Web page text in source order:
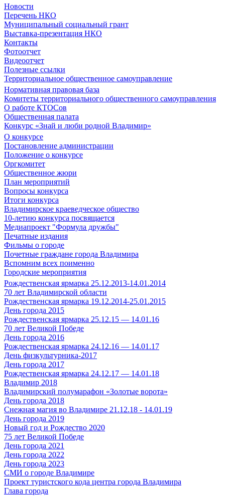
Новости
Перечень НКО
Муниципальный социальный грант
Выставка-презентация НКО
Контакты
Фотоотчет
Видеоотчет
Полезные ссылки
Территориальное общественное самоуправление
Нормативная правовая база
Комитеты территориального общественного самоуправления
О работе КТОСов
Общественная палата
Конкурс «Знай и люби родной Владимир»
О конкурсе
Постановление администрации
Положение о конкурсе
Оргкомитет
Общественное жюри
План мероприятий
Вопросы конкурса
Итоги конкурса
Владимирское краеведческое общество
10-летию конкурса посвящается
Медиапроект "Формула дружбы"
Печатные издания
Фильмы о городе
Почетные граждане города Владимира
Вспомним всех поименно
Городские мероприятия
Рождественская ярмарка 25.12.2013-14.01.2014
70 лет Владимирской области
Рождественская ярмарка 19.12.2014-25.01.2015
День города 2015
Рождественская ярмарка 25.12.15 — 14.01.16
70 лет Великой Победе
День города 2016
Рождественская ярмарка 24.12.16 — 14.01.17
День физкультурника-2017
День города 2017
Рождественская ярмарка 24.12.17 — 14.01.18
Владимир 2018
Владимирский полумарафон «Золотые ворота»
День города 2018
Снежная магия во Владимире 21.12.18 - 14.01.19
День города 2019
Новый год и Рождество 2020
75 лет Великой Победе
День города 2021
День города 2022
День города 2023
СМИ о городе Владимире
Проект туристского кода центра города Владимира
Глава города